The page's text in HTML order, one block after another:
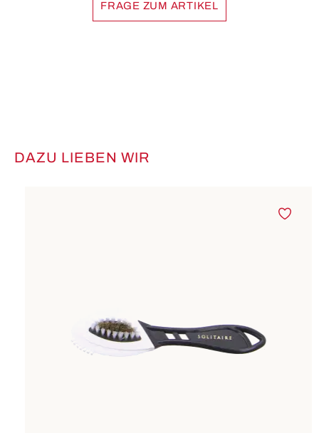
FRAGE ZUM ARTIKEL
Produktgalerie überspringen
DAZU LIEBEN WIR